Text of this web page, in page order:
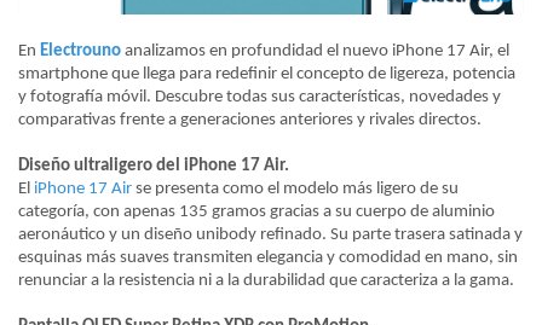
En Electrouno analizamos en profundidad el nuevo iPhone 17 Air, el
smartphone que llega para redefinir el concepto de ligereza, potencia
y fotografía móvil. Descubre todas sus características, novedades y
comparativas frente a generaciones anteriores y rivales directos.
Diseño ultraligero del iPhone 17 Air.
El iPhone 17 Air se presenta como el modelo más ligero de su
categoría, con apenas 135 gramos gracias a su cuerpo de aluminio
aeronáutico y un diseño unibody refinado. Su parte trasera satinada y
esquinas más suaves transmiten elegancia y comodidad en mano, sin
renunciar a la resistencia ni a la durabilidad que caracteriza a la gama.